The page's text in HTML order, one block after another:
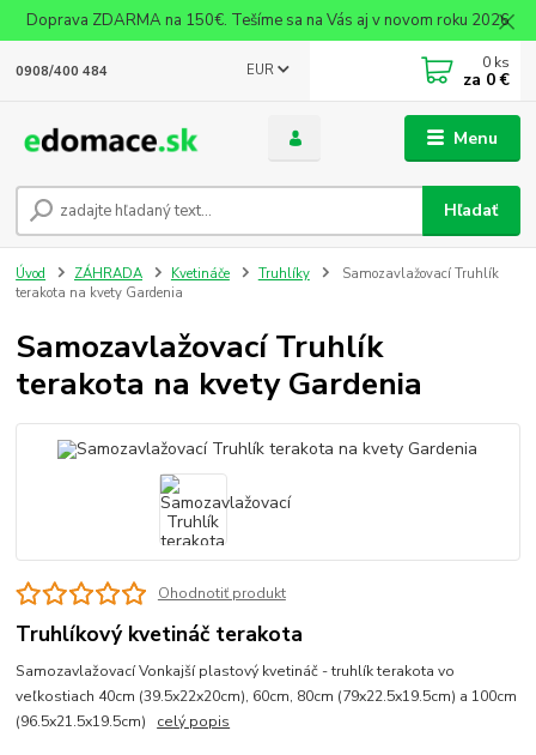
Doprava ZDARMA na 150€. Tešíme sa na Vás aj v novom roku 2026
Menu
EUR
Hľadať
0908/400 484 0 ks
za 0 €
Úvod ZÁHRADA Kvetináče Truhlíky
Samozavlažovací Truhlík
terakota na kvety Gardenia
Samozavlažovací Truhlík
terakota na kvety Gardenia
Ohodnotiť produkt
Truhlíkový kvetináč terakota
Samozavlažovací Vonkajší plastový kvetináč - truhlík terakota vo
veľkostiach 40cm (39.5x22x20cm), 60cm, 80cm (79x22.5x19.5cm) a 100cm
(96.5x21.5x19.5cm) celý popis